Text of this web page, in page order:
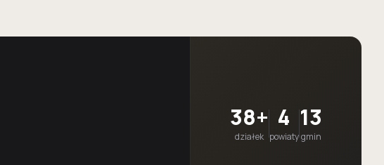
38+
działek
4
powiaty
13
gmin